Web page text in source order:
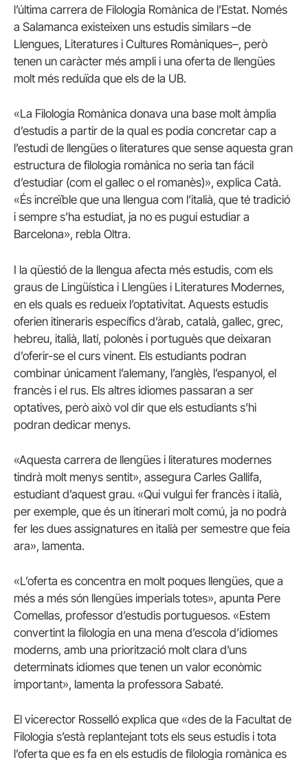
l’última carrera de Filologia Romànica de l’Estat. Només
a Salamanca existeixen uns estudis similars –de
Llengues, Literatures i Cultures Romàniques–, però
tenen un caràcter més ampli i una oferta de llengües
molt més reduïda que els de la UB.
«La Filologia Romànica donava una base molt àmplia
d’estudis a partir de la qual es podia concretar cap a
l’estudi de llengües o literatures que sense aquesta gran
estructura de filologia romànica no seria tan fácil
d’estudiar (com el gallec o el romanès)», explica Catà.
«És increïble que una llengua com l’italià, que té tradició
i sempre s’ha estudiat, ja no es pugui estudiar a
Barcelona», rebla Oltra.
I la qüestió de la llengua afecta més estudis, com els
graus de Lingüística i Llengües i Literatures Modernes,
en els quals es redueix l’optativitat. Aquests estudis
oferien itineraris específics d’àrab, català, gallec, grec,
hebreu, italià, llatí, polonès i portuguès que deixaran
d’oferir-se el curs vinent. Els estudiants podran
combinar únicament l’alemany, l’anglès, l’espanyol, el
francès i el rus. Els altres idiomes passaran a ser
optatives, però això vol dir que els estudiants s’hi
podran dedicar menys.
«Aquesta carrera de llengües i literatures modernes
tindrà molt menys sentit», assegura Carles Gallifa,
estudiant d’aquest grau. «Qui vulgui fer francès i italià,
per exemple, que és un itinerari molt comú, ja no podrà
fer les dues assignatures en italià per semestre que feia
ara», lamenta.
«L’oferta es concentra en molt poques llengües, que a
més a més són llengües imperials totes», apunta Pere
Comellas, professor d’estudis portuguesos. «Estem
convertint la filologia en una mena d’escola d’idiomes
moderns, amb una priorització molt clara d’uns
determinats idiomes que tenen un valor econòmic
important», lamenta la professora Sabaté.
El vicerector Rosselló explica que «des de la Facultat de
Filologia s’està replantejant tots els seus estudis i tota
l’oferta que es fa en els estudis de filologia romànica es